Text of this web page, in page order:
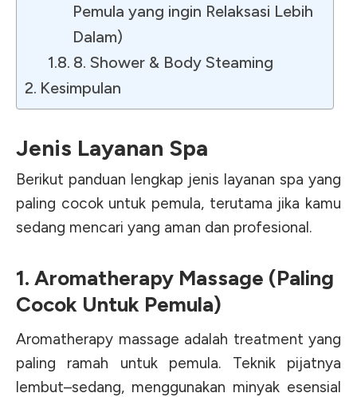
Pemula yang ingin Relaksasi Lebih
Dalam)
8. Shower & Body Steaming
Kesimpulan
Jenis Layanan Spa
Berikut panduan lengkap jenis layanan spa yang
paling cocok untuk pemula, terutama jika kamu
sedang mencari yang aman dan profesional.
1. Aromatherapy Massage (Paling
Cocok Untuk Pemula)
Aromatherapy massage adalah treatment yang
paling ramah untuk pemula. Teknik pijatnya
lembut–sedang, menggunakan minyak esensial